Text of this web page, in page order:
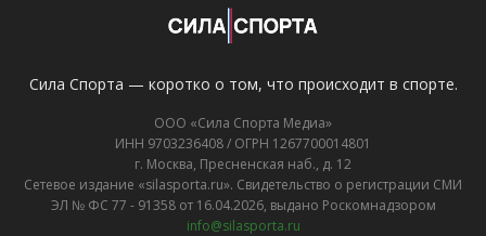
Сила Спорта — коротко о том, что происходит в спорте.
ООО «Сила Спорта Медиа»
ИНН 9703236408 / ОГРН 1267700014801
г. Москва, Пресненская наб., д. 12
Сетевое издание «silasporta.ru». Свидетельство о регистрации СМИ
ЭЛ № ФС 77 - 91358 от 16.04.2026, выдано Роскомнадзором
info@silasporta.ru